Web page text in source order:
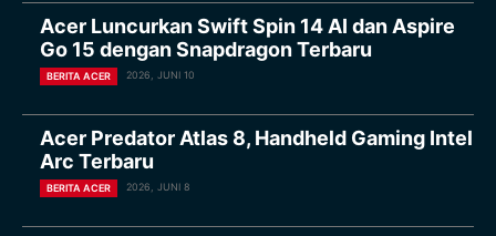
Acer Luncurkan Swift Spin 14 AI dan Aspire
Go 15 dengan Snapdragon Terbaru
BERITA ACER 2026, JUNI 10
Acer Predator Atlas 8, Handheld Gaming Intel
Arc Terbaru
BERITA ACER 2026, JUNI 8